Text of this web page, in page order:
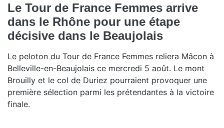
Le Tour de France Femmes arrive
dans le Rhône pour une étape
décisive dans le Beaujolais
Le peloton du Tour de France Femmes reliera Mâcon à
Belleville-en-Beaujolais ce mercredi 5 août. Le mont
Brouilly et le col de Duriez pourraient provoquer une
première sélection parmi les prétendantes à la victoire
finale.